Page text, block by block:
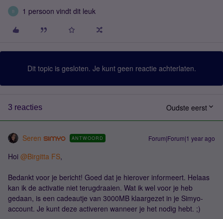
B 1 persoon vindt dit leuk
Dit topic is gesloten. Je kunt geen reactie achterlaten.
3 reacties Oudste eerst
Seren ANTWOORD Forum|Forum|1 year ago
Hoi ​ @Birgitta FS,
Bedankt voor je bericht! Goed dat je hierover informeert. Helaas
kan ik de activatie niet terugdraaien. Wat ik wel voor je heb
gedaan, is een cadeautje van 3000MB klaargezet in je Simyo-
account. Je kunt deze activeren wanneer je het nodig hebt. ;)